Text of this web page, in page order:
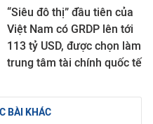
“Siêu đô thị” đầu tiên của
Việt Nam có GRDP lên tới
113 tỷ USD, được chọn làm
trung tâm tài chính quốc tế
BÀI KHÁC